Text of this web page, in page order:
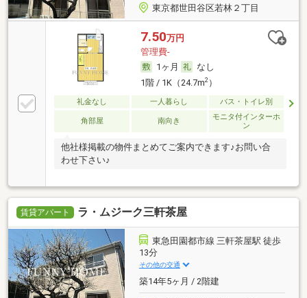
東京都世田谷区若林２丁目
7.50万円
管理費-
1ヶ月
なし
1階 / 1K（24.7m2）
礼金なし 一人暮らし バス・トイレ別
角部屋 南向き
モニタ付インターホ
ン
他社様掲載の物件まとめてご案内できます♪お問い合
わせ下さい♪
賃貸アパート ラ・ムジーク三軒茶屋
東急田園都市線 三軒茶屋駅 徒歩
13分
その他の交通
築14年5ヶ月 / 2階建